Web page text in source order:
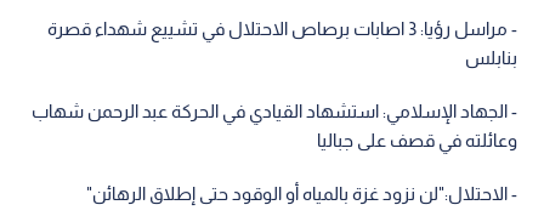
- مراسل رؤيا: 3 اصابات برصاص الاحتلال في تشييع شهداء قصرة
بنابلس
- الجهاد الإسلامي: استشهاد القيادي في الحركة عبد الرحمن شهاب
وعائلته في قصف على جباليا
- الاحتلال:"لن نزود غزة بالمياه أو الوقود حتى إطلاق الرهائن"